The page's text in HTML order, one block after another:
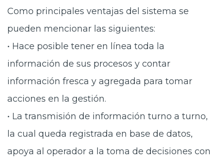
Como principales ventajas del sistema se
pueden mencionar las siguientes:
• Hace posible tener en línea toda la
información de sus procesos y contar
información fresca y agregada para tomar
acciones en la gestión.
• La transmisión de información turno a turno,
la cual queda registrada en base de datos,
apoya al operador a la toma de decisiones con